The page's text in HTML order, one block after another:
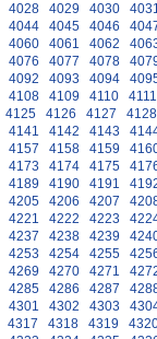
4028 4029 4030
4044 4045 4046
4060 4061 4062
4076 4077 4078
4092 4093 4094
4108 4109 4110
4111
4125 4126 4127
4128
4141 4142 4143
4157 4158 4159
4173 4174 4175
4189 4190 4191
4205 4206 4207
4221 4222 4223
4237 4238 4239
4253 4254 4255
4269 4270 4271
4285 4286 4287
4301 4302 4303
4317 4318 4319